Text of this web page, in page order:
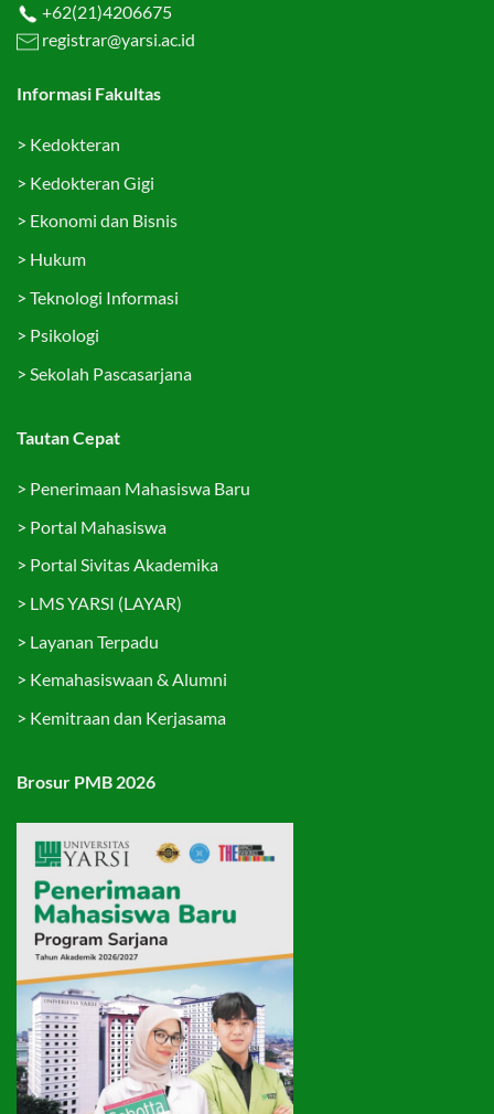
+62(21)4206675
registrar@yarsi.ac.id
Informasi Fakultas
> Kedokteran
> Kedokteran Gigi
> Ekonomi dan Bisnis
> Hukum
> Teknologi Informasi
> Psikologi
> Sekolah Pascasarjana
Tautan Cepat
> Penerimaan Mahasiswa Baru
> Portal Mahasiswa
> Portal Sivitas Akademika
> LMS YARSI (LAYAR)
> Layanan Terpadu
> Kemahasiswaan & Alumni
> Kemitraan dan Kerjasama
Brosur PMB 2026